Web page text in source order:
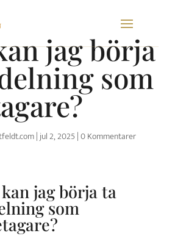
jag börja
som
|jul 2, 2025 |0 Kommentarer
jag börja ta
som